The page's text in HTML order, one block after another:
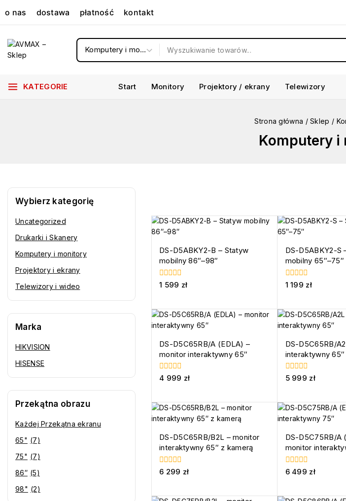
o nas dostawa płatność kontakt
KATEGORIE Start Monitory Projektory / ekrany Telewizory
Strona główna / Sklep /
Komputery i
DS-D5ABKY2-B – Statyw
mobilny 86″–98″
0
1 599 zł
DS-D5ABKY2-S
mobilny 65″–75″
0
1 199 zł
DS-D5C65RB/A (EDLA) –
monitor interaktywny 65″
0
4 999 zł
DS-D5C65RB/
interaktywny 65″
0
5 999 zł
DS-D5C65RB/B2L – monitor
interaktywny 65″ z kamerą
0
6 299 zł
DS-D5C75RB/A
monitor
0
6 499 zł
Wybierz kategorię
Uncategorized
Drukarki i Skanery
Komputery i monitory
Projektory i ekrany
Telewizory i wideo
Marka
HIKVISION
HISENSE
Przekątna obrazu
Każdej Przekątna ekranu
65" (7)
75" (7)
86″ (5)
98" (2)